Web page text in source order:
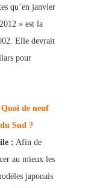
qu’en janvier
» est la
Elle devrait
pour
de neuf
Sud ?
: Afin de
au mieux les
japonais